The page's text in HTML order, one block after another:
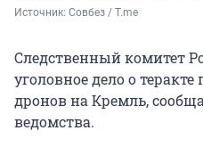
Источник: Совбез / T.me
Следственный комитет
уголовное дело о
дронов на Кремль,
ведомства.